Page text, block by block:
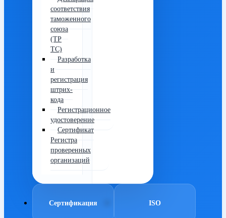
соответствия
таможенного
союза
(ТР
ТС)
Разработка
и
регистрация
штрих-
кода
Регистрационное
удостоверение
Сертификат
Регистра
проверенных
организаций
Сертификация ISO